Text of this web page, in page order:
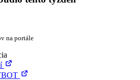
na portále